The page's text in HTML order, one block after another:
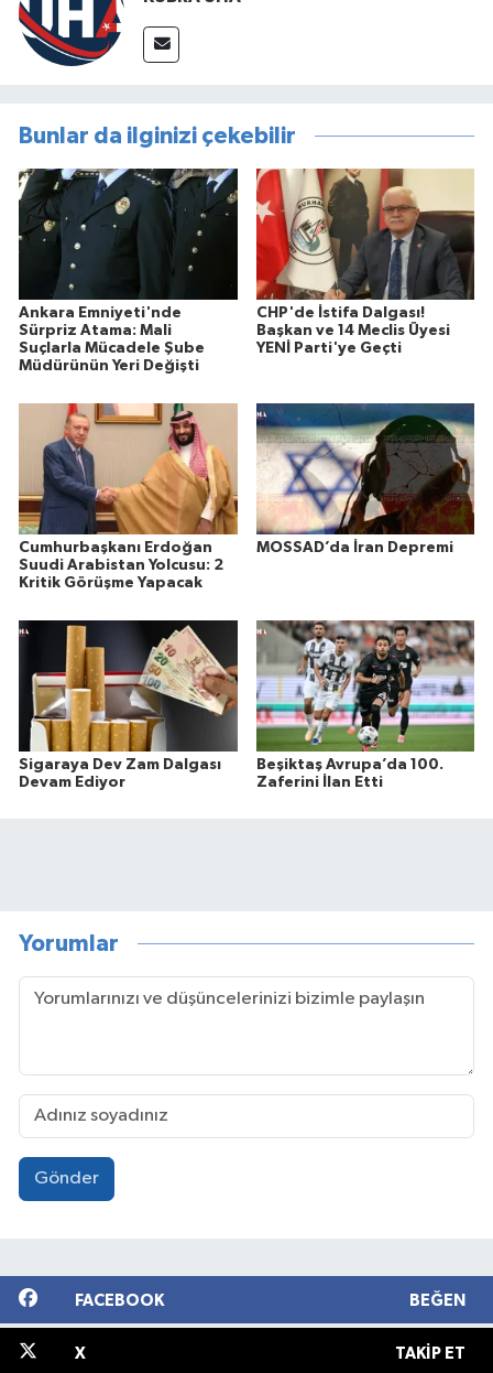
Bunlar da ilginizi çekebilir
Ankara Emniyeti'nde
Sürpriz Atama: Mali
Suçlarla Mücadele Şube
Müdürünün Yeri Değişti
CHP'de İstifa Dalgası!
Başkan ve 14 Meclis Üyesi
YENİ Parti'ye Geçti
Cumhurbaşkanı Erdoğan
Suudi Arabistan Yolcusu: 2
Kritik Görüşme Yapacak
MOSSAD’da İran Depremi
Sigaraya Dev Zam Dalgası
Devam Ediyor
Beşiktaş Avrupa’da 100.
Zaferini İlan Etti
Yorumlar
Gönder
FACEBOOK BEĞEN
X TAKIP ET